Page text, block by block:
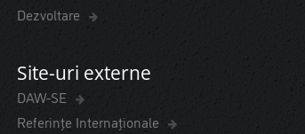
Dezvoltare
Site-uri externe
DAW-SE
Referințe Internaționale